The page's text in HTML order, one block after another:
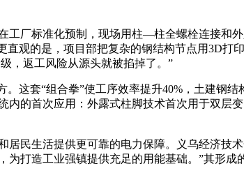
厂标准化预制，现场用柱—柱全螺栓连接和
观的是，项目部把复杂的钢结构节点用3D打
，返工风险从源头就被掐掉了。”
这套“组合拳”使工序效率提升40%，土建钢
的首次应用：外露式柱脚技术首次用于双层
民生活提供更可靠的电力保障。义乌经济技
打造工业强镇提供充足的用能基础。”其形